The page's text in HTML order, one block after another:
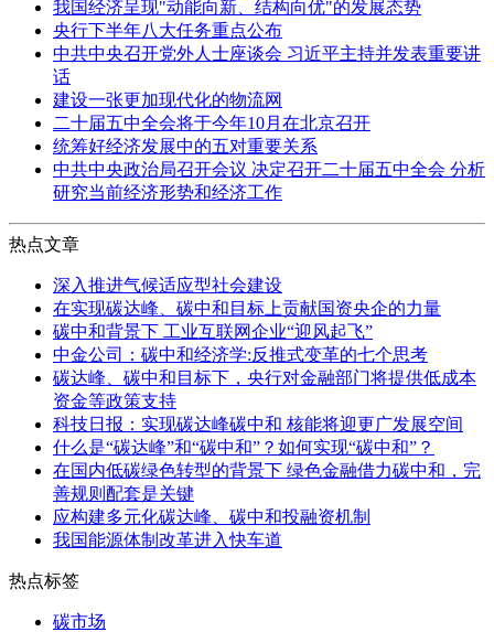
我国经济呈现"动能向新、结构向优"的发展态势
央行下半年八大任务重点公布
中共中央召开党外人士座谈会 习近平主持并发表重要讲
话
建设一张更加现代化的物流网
二十届五中全会将于今年10月在北京召开
统筹好经济发展中的五对重要关系
中共中央政治局召开会议 决定召开二十届五中全会 分析
研究当前经济形势和经济工作
热点文章
深入推进气候适应型社会建设
在实现碳达峰、碳中和目标上贡献国资央企的力量
碳中和背景下 工业互联网企业“迎风起飞”
中金公司：碳中和经济学:反推式变革的七个思考
碳达峰、碳中和目标下，央行对金融部门将提供低成本
资金等政策支持
科技日报：实现碳达峰碳中和 核能将迎更广发展空间
什么是“碳达峰”和“碳中和”？如何实现“碳中和”？
在国内低碳绿色转型的背景下 绿色金融借力碳中和，完
善规则配套是关键
应构建多元化碳达峰、碳中和投融资机制
我国能源体制改革进入快车道
热点标签
碳市场